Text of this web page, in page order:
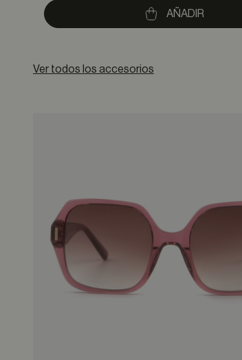
to AÑADIR
Ver todos los accesorios